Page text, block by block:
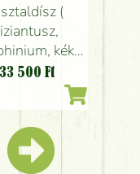
(
kék,
rózsaszín),
33 500 Ft